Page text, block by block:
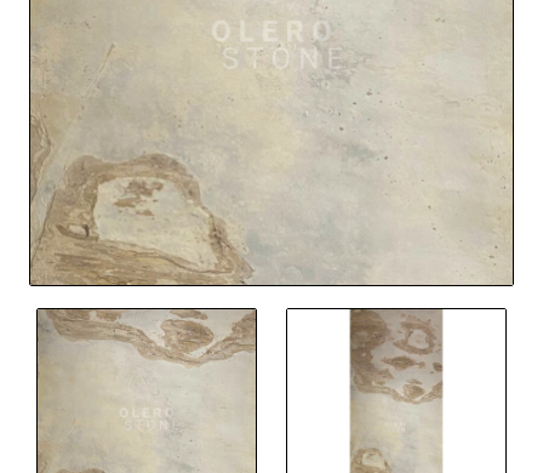
Nieuw